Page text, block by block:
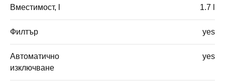
Вместимост, l 1.7 l
Филтър yes
Автоматично
изключване
yes